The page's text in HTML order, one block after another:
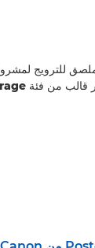
للترويج
قالب من فئة